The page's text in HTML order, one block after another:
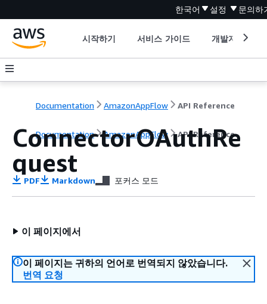
한국어 설정 문의하
시작하기 서비스 가이드 개발자 도구
Documentation AmazonAppFlow API Reference
Documentation AmazonAppFlow API Reference
ConnectorOAuthRe
quest
PDF Markdown 포커스 모드
이 페이지에서
이 페이지는 귀하의 언어로 번역되지 않았습니다.
번역 요청